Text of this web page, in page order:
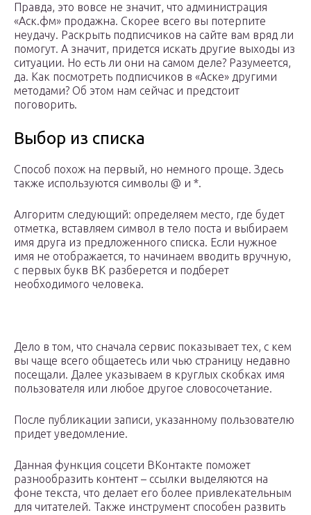
Правда, это вовсе не значит, что администрация
«Аск.фм» продажна. Скорее всего вы потерпите
неудачу. Раскрыть подписчиков на сайте вам вряд ли
помогут. А значит, придется искать другие выходы из
ситуации. Но есть ли они на самом деле? Разумеется,
да. Как посмотреть подписчиков в «Аске» другими
методами? Об этом нам сейчас и предстоит
поговорить.
Выбор из списка
Способ похож на первый, но немного проще. Здесь
также используются символы @ и *.
Алгоритм следующий: определяем место, где будет
отметка, вставляем символ в тело поста и выбираем
имя друга из предложенного списка. Если нужное
имя не отображается, то начинаем вводить вручную,
с первых букв ВК разберется и подберет
необходимого человека.
Дело в том, что сначала сервис показывает тех, с кем
вы чаще всего общаетесь или чью страницу недавно
посещали. Далее указываем в круглых скобках имя
пользователя или любое другое словосочетание.
После публикации записи, указанному пользователю
придет уведомление.
Данная функция соцсети ВКонтакте поможет
разнообразить контент – ссылки выделяются на
фоне текста, что делает его более привлекательным
для читателей. Также инструмент способен развить